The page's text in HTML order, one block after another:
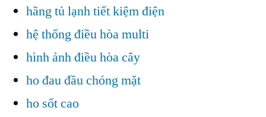
hãng tủ lạnh tiết kiệm điện
hệ thống điều hòa multi
hình ảnh điều hòa cây
ho đau đầu chóng mặt
ho sốt cao